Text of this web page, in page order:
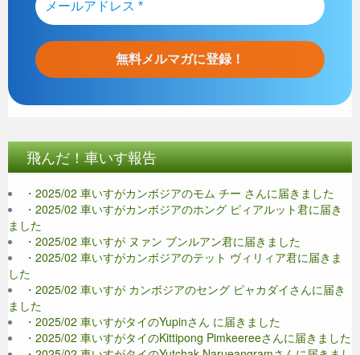
飛んだ！車いす報告
・2025/02 車いすがカンボジアのモム チー さんに届きました
・2025/02 車いすがカンボジアのホング ピィアルット君に届き
ました
・2025/02 車いすが ヌァン ブンルアン君に届きました
・2025/02 車いすがカンボジアのテット ヴィリィア君に届きま
した
・2025/02 車いすが カンボジアのセング ピャカダイさんに届き
ました
・2025/02 車いすがタイのYupinさん に届きました
・2025/02 車いすがタイのKittipong Pimkeereeさんに届きました